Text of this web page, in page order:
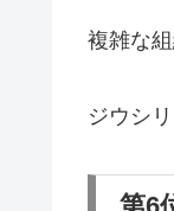
複雑な
ジウシ